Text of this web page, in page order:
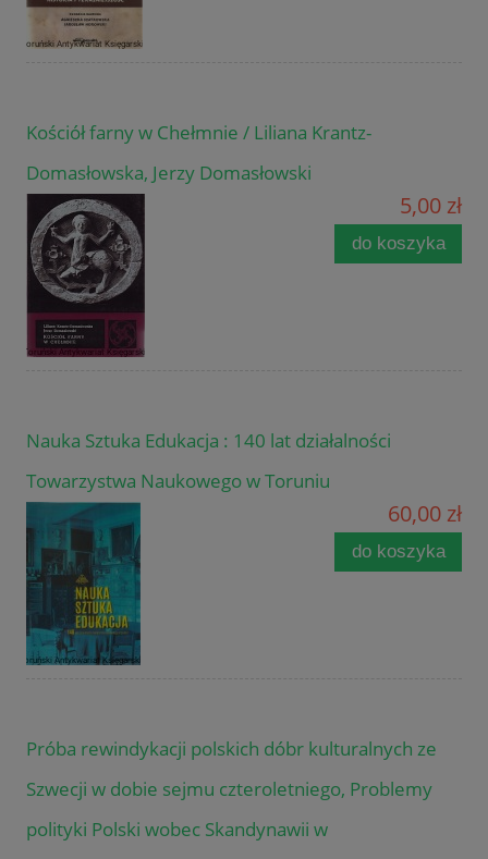
Kościół farny w Chełmnie / Liliana Krantz-
Domasłowska, Jerzy Domasłowski
5,00 zł
do koszyka
Nauka Sztuka Edukacja : 140 lat działalności
Towarzystwa Naukowego w Toruniu
60,00 zł
do koszyka
Próba rewindykacji polskich dóbr kulturalnych ze
Szwecji w dobie sejmu czteroletniego, Problemy
polityki Polski wobec Skandynawii w